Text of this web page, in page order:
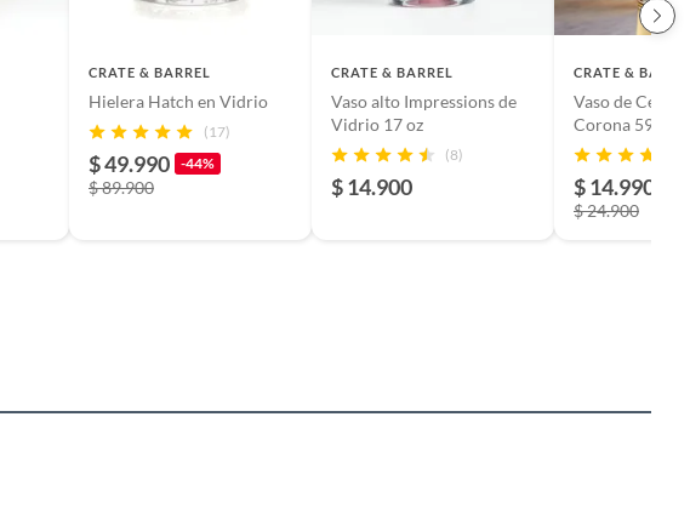
CRATE & BARREL
Hielera Hatch en Vidrio
(17)
$ 49.990 -44%
$ 89.900
CRATE & BARREL
Vaso alto Impressions de
Vidrio 17 oz
(8)
$ 14.900
CRATE &
Vaso de
Corona 591 ml
$ 14.990
$ 24.900